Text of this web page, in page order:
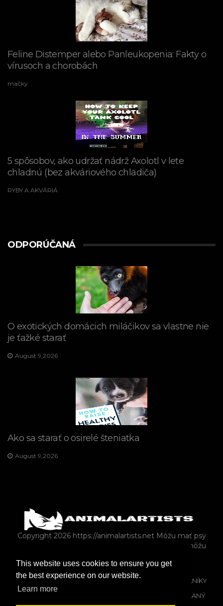
This website uses cookies to ensure you get
the best experience on our website.
Learn more
Feline Distemper alebo Panleukopenia: Fakty o
vírusoch a chorobách
mačky
5 spôsobov, ako udržať nádrž Axolotl v lete
chladnú (bez akváriového chladiča)
RYBY A AKVÁRIÁ
ODPORÚČANÁ
O exotických domácich miláčikov sa vlastne nie
je ťažké starať
August 9,2026
Ako sa starať o osirelé šteniatka
August 9,2026
Copyright 2026 https://animalartists.net Môžu mať psy
dutiny? Áno! (Tieto domáce opravné prostriedky môžu
MAČKY KONE HLODAVCE
PLAZY A OBOJŽIVELNÍKY
ZMIEŠANÝ